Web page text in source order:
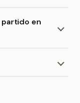
partido en